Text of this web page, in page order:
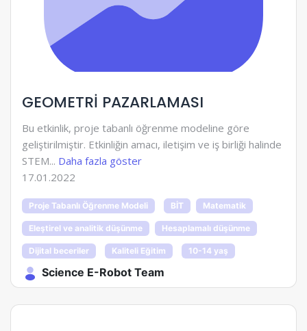
GEOMETRİ PAZARLAMASI
Bu etkinlik, proje tabanlı öğrenme modeline göre
geliştirilmiştir. Etkinliğin amacı, iletişim ve iş birliği halinde
STEM... Daha fazla göster
17.01.2022
Proje Tabanlı Öğrenme Modeli BİT Matematik
Eleştirel ve analitik düşünme Hesaplamalı düşünme
Dijital beceriler Kaliteli Eğitim 10-14 yaş
Science E-Robot Team